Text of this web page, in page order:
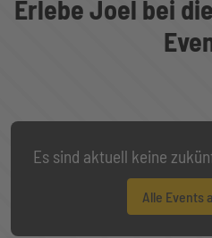
Erlebe Joel bei
Es sind aktuell keine
Alle Events